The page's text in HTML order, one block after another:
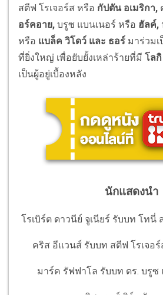
สตีฟ โรเจอร์ส หรือ กัปตัน อเมริกา,
อร์คอาย, บรูซ แบนเนอร์ หรือ ฮัลค์,
หรือ แบล็ค วิโดว์ และ ธอร์ มาร่วม
ที่ยิ่งใหญ่ เพื่อยับยั้งเหล่าร้ายที่มี โลกิ
เป็นผู้อยู่เบื้องหลัง
นักแสดงนำ
โรเบิร์ต ดาวนีย์ จูเนียร์ รับบท โท
คริส อีแวนส์ รับบท สตีฟ โรเจอ
มาร์ค รัฟฟาโล รับบท ดร. บรูซ